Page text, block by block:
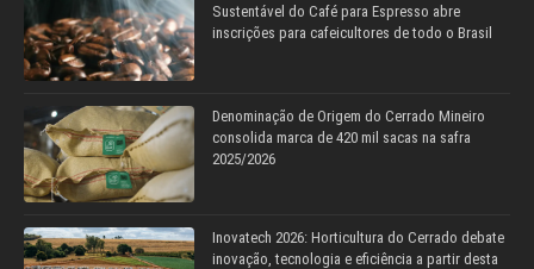
Sustentável do Café para Espresso abre
inscrições para cafeicultores de todo o Brasil
Denominação de Origem do Cerrado Mineiro
consolida marca de 420 mil sacas na safra
2025/2026
Inovatech 2026: Horticultura do Cerrado debate
inovação, tecnologia e eficiência a partir desta